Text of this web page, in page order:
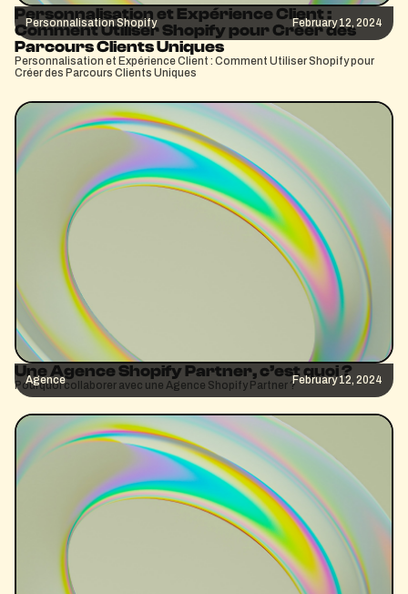
Personnalisation Shopify February 12, 2024
Personnalisation et Expérience Client :
Comment Utiliser Shopify pour Créer des
Parcours Clients Uniques
Personnalisation et Expérience Client : Comment Utiliser Shopify pour
Créer des Parcours Clients Uniques
Agence February 12, 2024
Une Agence Shopify Partner, c’est quoi ?
Pourquoi collaborer avec une Agence Shopify Partner ?